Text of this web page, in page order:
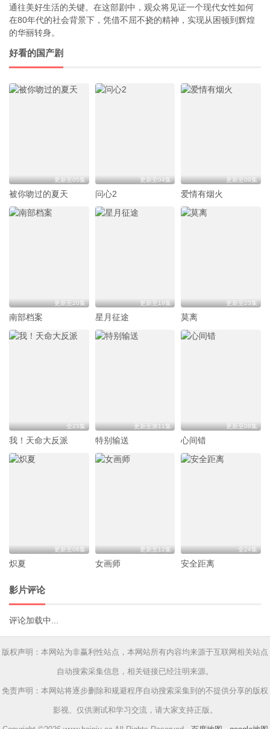
通往美好生活的关键。在这部剧中，观众将见证一个现代女性如何
在80年代的社会背景下，凭借不屈不挠的精神，实现从困顿到辉煌
的华丽转身。
好看的国产剧
更新至05集
被你吻过的夏天
更新至04集
问心2
更新至09集
爱情有烟火
更新至20集
南部档案
更新至19集
星月征途
更新至23集
莫离
全23集
我！天命大反派
更新至第11集
特别输送
更新至08集
心间错
更新至08集
炽夏
更新至12集
女画师
全24集
安全距离
影片评论
评论加载中...
版权声明：本网站为非赢利性站点，本网站所有内容均来源于互联网相关站点
自动搜索采集信息，相关链接已经注明来源。
免责声明：本网站将逐步删除和规避程序自动搜索采集到的不提供分享的版权
影视、仅供测试和学习交流，请大家支持正版。